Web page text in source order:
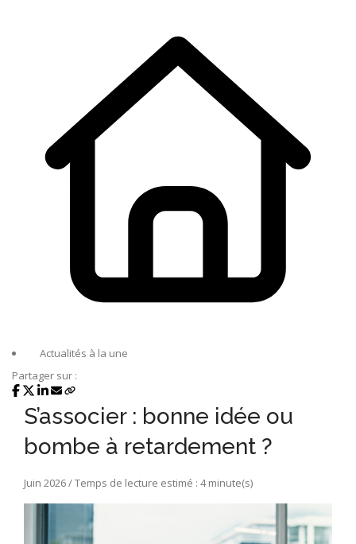
Actualités à la une
Partager sur :
S’associer : bonne idée ou
bombe à retardement ?
Juin 2026 / Temps de lecture estimé : 4 minute(s)